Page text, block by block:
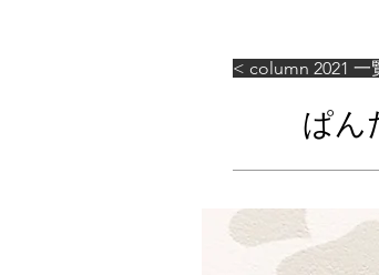
< column 2021 一
ぱん